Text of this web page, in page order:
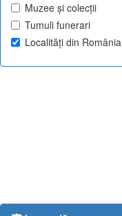
Muzee și colecții
Tumuli funerari
Localități din România